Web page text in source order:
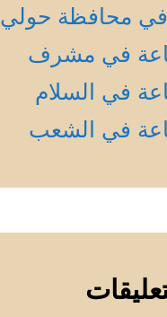
محافظة حولي
في مشرف
في السلام
في الشعب